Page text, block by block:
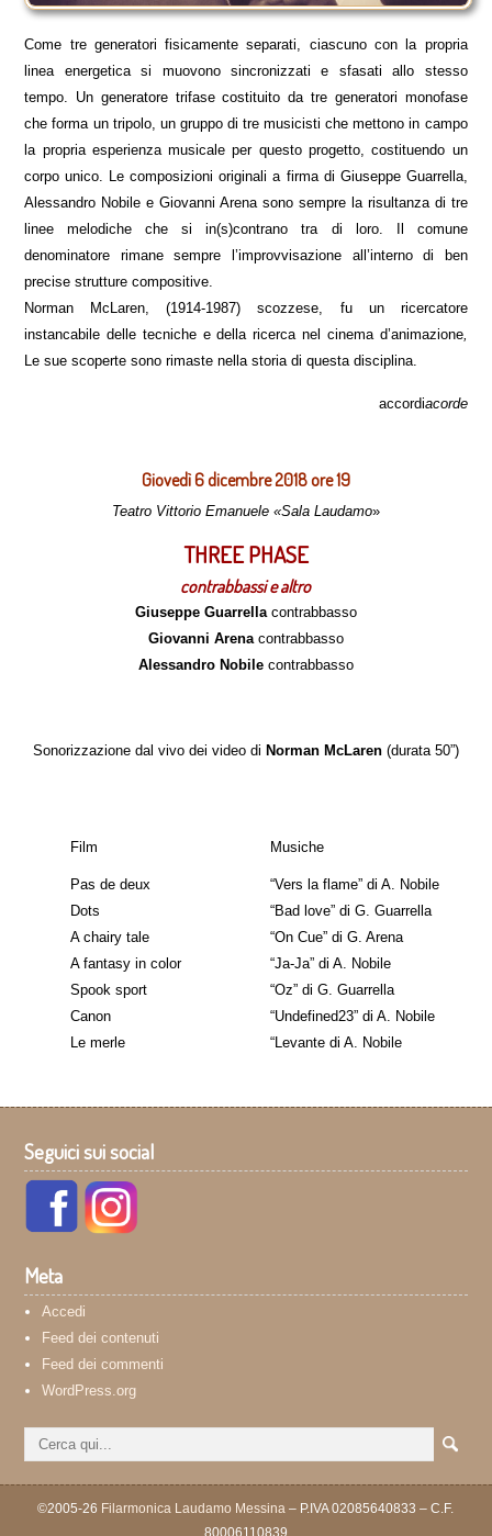
Come tre generatori fisicamente separati, ciascuno con la propria
linea energetica si muovono sincronizzati e sfasati allo stesso
tempo. Un generatore trifase costituito da tre generatori monofase
che forma un tripolo, un gruppo di tre musicisti che mettono in campo
la propria esperienza musicale per questo progetto, costituendo un
corpo unico. Le composizioni originali a firma di Giuseppe Guarrella,
Alessandro Nobile e Giovanni Arena sono sempre la risultanza di tre
linee melodiche che si in(s)contrano tra di loro. Il comune
denominatore rimane sempre l’improvvisazione all’interno di ben
precise strutture compositive.
Norman McLaren, (1914-1987) scozzese, fu un ricercatore
instancabile delle tecniche e della ricerca nel cinema d’animazione,
Le sue scoperte sono rimaste nella storia di questa disciplina.
accordiacorde
Giovedì 6 dicembre 2018 ore 19
Teatro Vittorio Emanuele «Sala Laudamo»
THREE PHASE
contrabbassi e altro
Giuseppe Guarrellacontrabbasso
Giovanni Arenacontrabbasso
Alessandro Nobilecontrabbasso
Sonorizzazione dal vivo dei video di Norman McLaren(durata 50”)
Film Musiche
Pas de deux
Dots
A chairy tale
A fantasy in color
Spook sport
Canon
Le merle
“Vers la flame” di A. Nobile
“Bad love” di G. Guarrella
“On Cue” di G. Arena
“Ja-Ja” di A. Nobile
“Oz” di G. Guarrella
“Undefined23” di A. Nobile
“Levante di A. Nobile
Seguici sui social
Meta
Accedi
Feed dei contenuti
Feed dei commenti
WordPress.org
©2005-26 Filarmonica Laudamo Messina – P.IVA 02085640833 – C.F.
80006110839